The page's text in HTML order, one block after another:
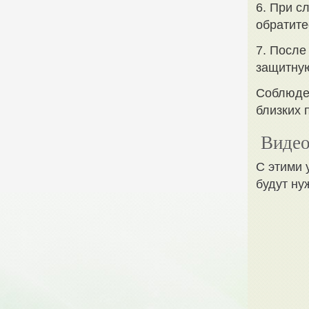
6. При
7. После
близких
С этими
будут